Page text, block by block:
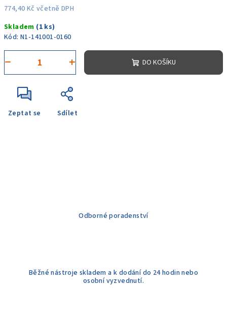
774,40 Kč včetně DPH
cena:
Skladem (1 ks)
Kód: N1-141001-0160
+
− DO KOŠÍKU
Zeptat se Sdílet
Odborné poradenství
Běžné nástroje skladem a k dodání do 24 hodin nebo
osobní vyzvednutí.